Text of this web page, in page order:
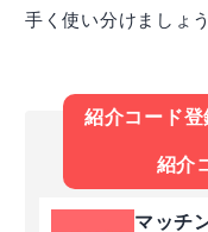
手く使い分けましょう
紹介コード
紹介
マッチ